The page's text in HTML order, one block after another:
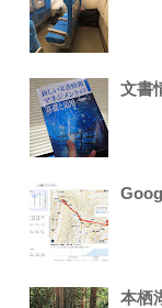
文書
本栖